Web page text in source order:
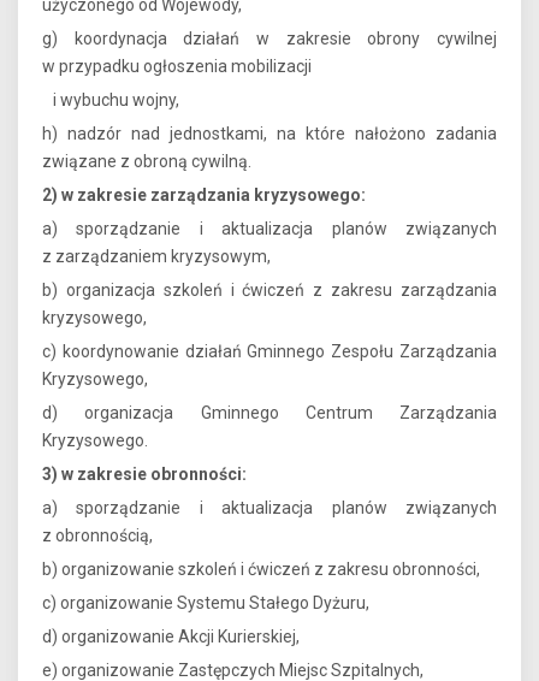
użyczonego od Wojewody,
g) koordynacja działań w zakresie obrony cywilnej
w przypadku ogłoszenia mobilizacji
i wybuchu wojny,
h) nadzór nad jednostkami, na które nałożono zadania
związane z obroną cywilną.
2) w zakresie zarządzania kryzysowego:
a) sporządzanie i aktualizacja planów związanych
z zarządzaniem kryzysowym,
b) organizacja szkoleń i ćwiczeń z zakresu zarządzania
kryzysowego,
c) koordynowanie działań Gminnego Zespołu Zarządzania
Kryzysowego,
d) organizacja Gminnego Centrum Zarządzania
Kryzysowego.
3) w zakresie obronności:
a) sporządzanie i aktualizacja planów związanych
z obronnością,
b) organizowanie szkoleń i ćwiczeń z zakresu obronności,
c) organizowanie Systemu Stałego Dyżuru,
d) organizowanie Akcji Kurierskiej,
e) organizowanie Zastępczych Miejsc Szpitalnych,